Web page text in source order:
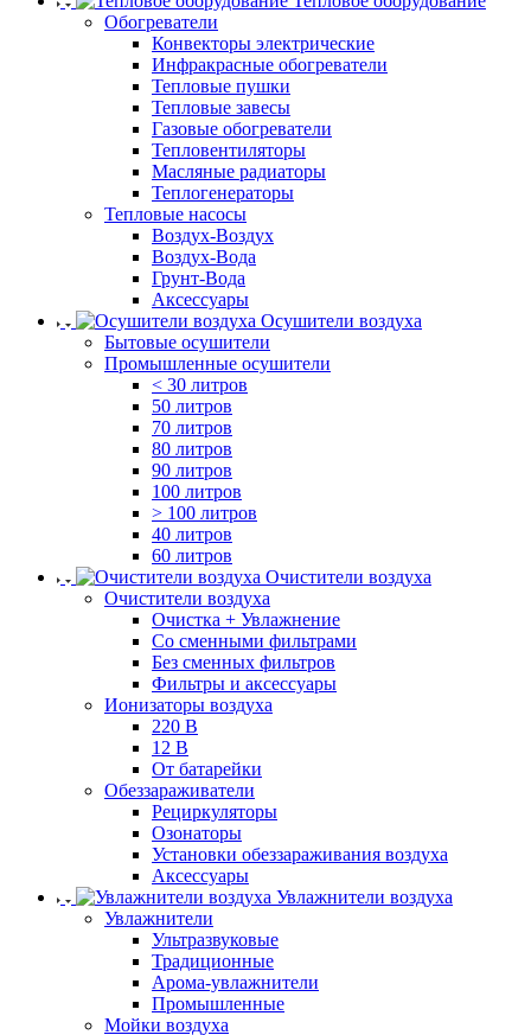
Обогреватели
Конвекторы электрические
Инфракрасные обогреватели
Тепловые пушки
Тепловые завесы
Газовые обогреватели
Тепловентиляторы
Масляные радиаторы
Теплогенераторы
Тепловые насосы
Воздух-Воздух
Воздух-Вода
Грунт-Вода
Аксессуары
Осушители воздуха
Бытовые осушители
Промышленные осушители
< 30 литров
50 литров
70 литров
80 литров
90 литров
100 литров
> 100 литров
40 литров
60 литров
Очистители воздуха
Очистители воздуха
Очистка + Увлажнение
Cо сменными фильтрами
Без сменных фильтров
Фильтры и аксессуары
Ионизаторы воздуха
220 В
12 В
От батарейки
Обеззараживатели
Рециркуляторы
Озонаторы
Установки обеззараживания воздуха
Аксессуары
Увлажнители воздуха
Увлажнители
Ультразвуковые
Традиционные
Арома-увлажнители
Промышленные
Мойки воздуха